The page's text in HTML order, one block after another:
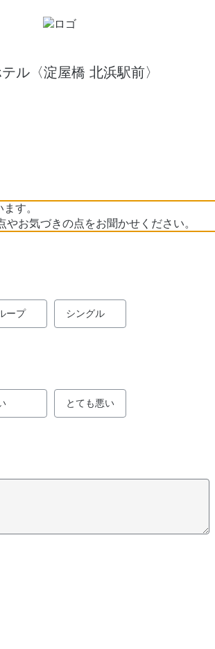
ル〈淀屋橋 北浜駅前〉
す。
お気づきの点をお聞かせください。
ープ シングル
とても悪い